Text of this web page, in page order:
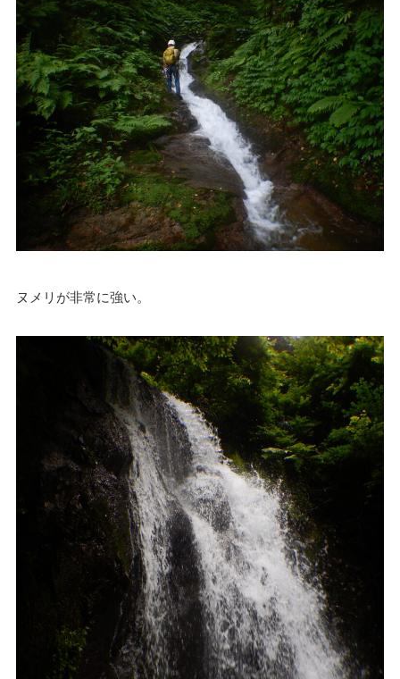
ヌメリが非常に強い。